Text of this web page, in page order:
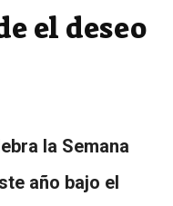
el deseo
la Semana
año bajo el